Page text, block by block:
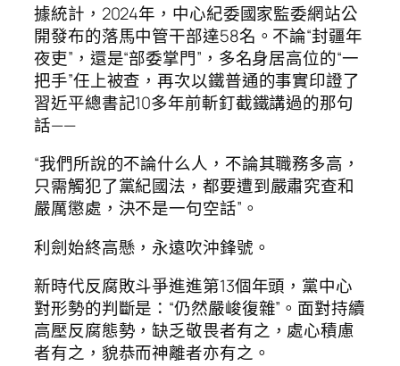
據統計，2024年，中心紀委國家監委網站公
開發布的落馬中管干部達58名。不論“封疆年
夜吏”，還是“部委掌門”，多名身居高位的“一
把手”任上被查，再次以鐵普通的事實印證了
習近平總書記10多年前斬釘截鐵講過的那句
話——
“我們所說的不論什么人，不論其職務多高，
只需觸犯了黨紀國法，都要遭到嚴肅究查和
嚴厲懲處，決不是一句空話”。
利劍始終高懸，永遠吹沖鋒號。
新時代反腐敗斗爭進進第13個年頭，黨中心
對形勢的判斷是：“仍然嚴峻復雜”。面對持續
高壓反腐態勢，缺乏敬畏者有之，處心積慮
者有之，貌恭而神離者亦有之。